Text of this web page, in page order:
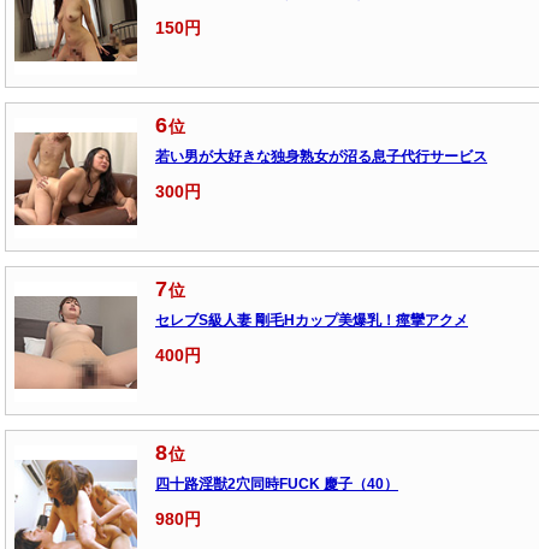
150円
6位
若い男が大好きな独身熟女が沼る息子代行サービス
300円
7位
セレブS級人妻 剛毛Hカップ美爆乳！痙攣アクメ
400円
8位
四十路淫獣2穴同時FUCK 慶子（40）
980円